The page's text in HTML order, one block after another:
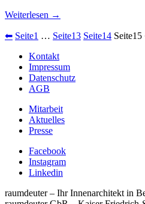
Weiterlesen →
⬅ Seite1 … Seite13 Seite14 Seite15
Kontakt
Impressum
Datenschutz
AGB
Mitarbeit
Aktuelles
Presse
Facebook
Instagram
Linkedin
raumdeuter – Ihr Innenarchitekt in